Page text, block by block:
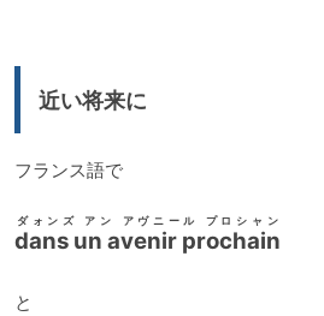
近い将来に
フランス語で
dans un avenir prochain
ダォンズ アン アヴニール プロシャン
と